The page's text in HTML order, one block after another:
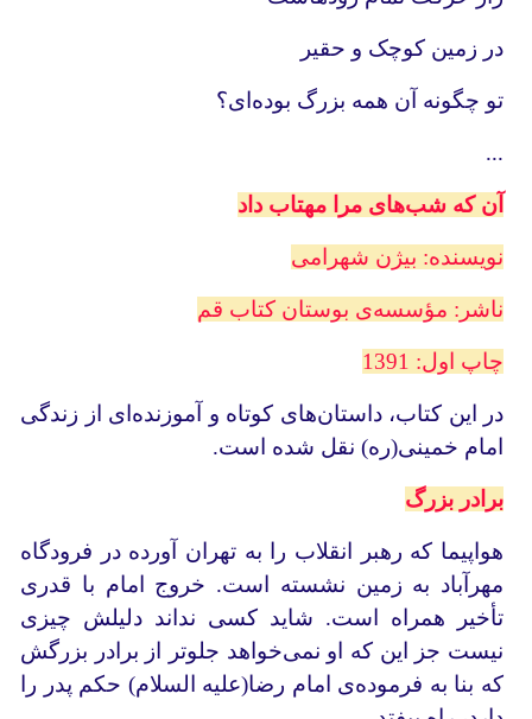
در زمین کوچک و حقیر
تو چگونه آن همه بزرگ بوده‌ای؟
...
آن که شب‌های مرا مهتاب داد
نویسنده: بیژن شهرامی
ناشر: مؤسسه‌ی بوستان کتاب قم
چاپ اول: 1391
در این کتاب، داستان‌های کوتاه و آموزنده‌ای از زندگی
امام خمینی(ره) نقل شده است.
برادر بزرگ
هواپیما که رهبر انقلاب را به تهران آورده در فرودگاه
مهرآباد به زمین نشسته است. خروج امام با قدری
تأخیر همراه است. شاید کسی نداند دلیلش چیزی
نیست جز این که او نمی‌خواهد جلوتر از برادر بزرگش
که بنا به فرموده‌ی امام رضا(علیه السلام) حکم پدر را